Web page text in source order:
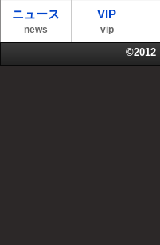
ニュース
news
VIP
vip
©2012